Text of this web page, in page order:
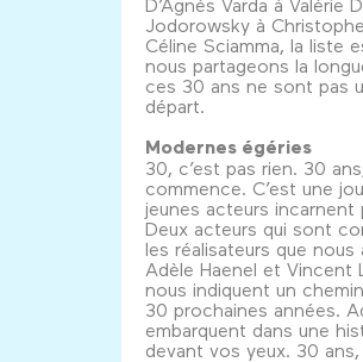
Jodorowsky à
Céline Sciamma, la liste
nous partageons la
ces 30 ans ne sont pas
départ.
Modernes égéries
30, c’est pas rien. 30
commence. C’est une
jeunes acteurs incarnent
Deux acteurs qui sont
les réalisateurs que
Adèle Haenel et Vincent
nous indiquent un
30 prochaines années.
embarquent dans une
devant vos yeux. 30 ans,